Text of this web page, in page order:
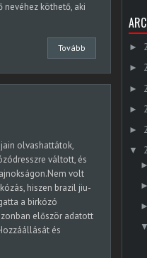
nevéhez köthető, aki
Tovább
olvashattátok,
váltott, és
volt
hiszen brazil jiu-
a birkózó
először adatott
és
►
►
►
►
►
▼
▼